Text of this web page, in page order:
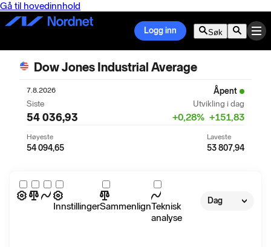
Gå til hovedinnhold
Logg inn Søk
Dow Jones Industrial Average
7.8.2026
Åpent
Siste
54 036,93
Utvikling i dag
+0,28% +151,83
Høyeste
54 094,65
Laveste
53 807,94
InnstillingerSammenlignTeknisk
analyse
Dag